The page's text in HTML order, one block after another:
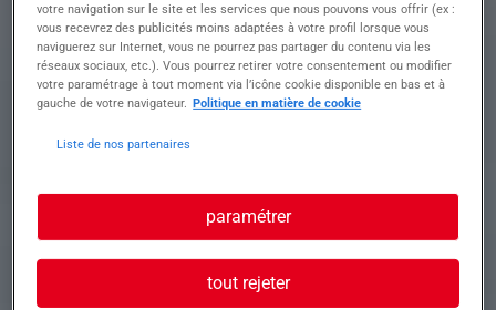
Référence Annonce n°
Contact
Tél.
Postuler à cette offre
votre navigation sur le site et les services que nous pouvons vous offrir (ex :
vous recevrez des publicités moins adaptées à votre profil lorsque vous
naviguerez sur Internet, vous ne pourrez pas partager du contenu via les
réseaux sociaux, etc.). Vous pourrez retirer votre consentement ou modifier
votre paramétrage à tout moment via l’icône cookie disponible en bas et à
gauche de votre navigateur. Politique en matière de cookie
Liste de nos partenaires
paramétrer
tout rejeter